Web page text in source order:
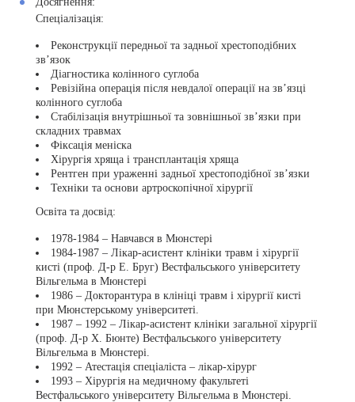
Спеціалізація:
Реконструкції передньої та задньої хрестоподібних
зв’язок
Діагностика колінного суглоба
Ревізійна операція після невдалої операції на зв’язці
колінного суглоба
Стабілізація внутрішньої та зовнішньої зв’язки при
складних травмах
Фіксація меніска
Хірургія хряща і трансплантація хряща
Рентген при ураженні задньої хрестоподібної зв’язки
Техніки та основи артроскопічної хірургії
Освіта та досвід:
1978-1984 – Навчався в Мюнстері
1984-1987 – Лікар-асистент клініки травм і хірургії
кисті (проф. Д-р Е. Бруг) Вестфальського університету
Вільгельма в Мюнстері
1986 – Докторантура в клініці травм і хірургії кисті
при Мюнстерському університеті.
1987 – 1992 – Лікар-асистент клініки загальної хірургії
(проф. Д-р Х. Бюнте) Вестфальського університету
Вільгельма в Мюнстері.
1992 – Атестація спеціаліста – лікар-хірург
1993 – Хірургія на медичному факультеті
Вестфальського університету Вільгельма в Мюнстері.